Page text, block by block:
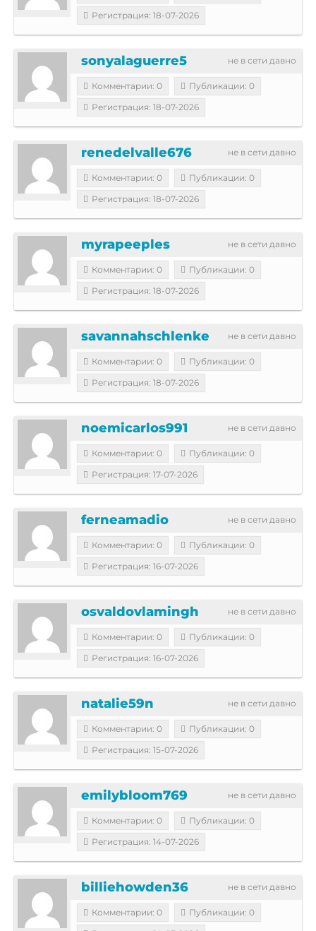
Регистрация: 18-07-2026
не в сети давно
sonyalaguerre5
Комментарии: 0
Публикации: 0
Регистрация: 18-07-2026
не в сети давно
renedelvalle676
Комментарии: 0
Публикации: 0
Регистрация: 18-07-2026
не в сети давно
myrapeeples
Комментарии: 0
Публикации: 0
Регистрация: 18-07-2026
не в сети давно
savannahschlenke
Комментарии: 0
Публикации: 0
Регистрация: 18-07-2026
не в сети давно
noemicarlos991
Комментарии: 0
Публикации: 0
Регистрация: 17-07-2026
не в сети давно
ferneamadio
Комментарии: 0
Публикации: 0
Регистрация: 16-07-2026
не в сети давно
osvaldovlamingh
Комментарии: 0
Публикации: 0
Регистрация: 16-07-2026
не в сети давно
natalie59n
Комментарии: 0
Публикации: 0
Регистрация: 15-07-2026
не в сети давно
emilybloom769
Комментарии: 0
Публикации: 0
Регистрация: 14-07-2026
не в сети давно
billiehowden36
Комментарии: 0
Публикации: 0